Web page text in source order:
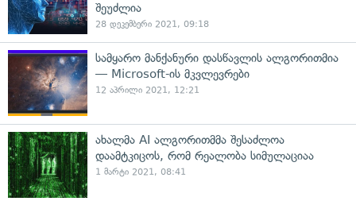
შეუძლია
28 დეკემბერი 2021, 09:18
სამყარო მანქანური დასწავლის ალგორითმია
— Microsoft-ის მკვლევრები
12 აპრილი 2021, 12:21
ახალმა AI ალგორითმმა შესაძლოა
დაამტკიცოს, რომ რეალობა სიმულაციაა
1 მარტი 2021, 08:41